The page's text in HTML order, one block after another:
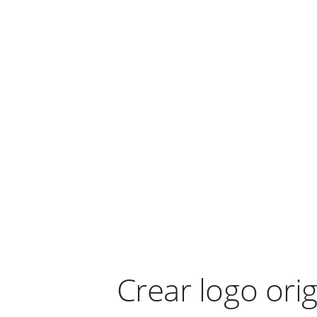
Crear logo